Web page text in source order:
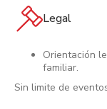
Legal
Orientación
familiar.
Sin limite de